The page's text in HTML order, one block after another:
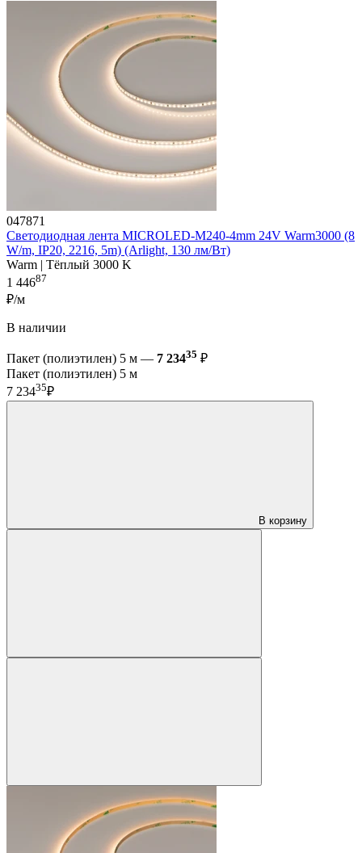
047871
Светодиодная лента MICROLED-M240-4mm 24V Warm3000 (8
W/m, IP20, 2216, 5m) (Arlight, 130 лм/Вт)
Warm | Тёплый 3000 K
1 44687
₽/м
В наличии
Пакет (полиэтилен) 5 м — 7 23435 ₽
Пакет (полиэтилен) 5 м
7 23435₽
В корзину